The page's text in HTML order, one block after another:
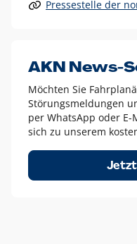
Alle anderen Logo-
Diese Ausnahmen sind
dem AKN Blau,
weißes Logo auf
schwarzes Logo
Um das Logo herum
Höhe bzw. Breite des N
Pressestelle der
AKN News-
Möchten Sie
Störungsmeldungen
per WhatsApp oder
sich zu unserem